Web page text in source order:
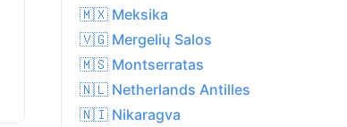
🇲🇽 Meksika
🇻🇬 Mergelių Salos
🇲🇸 Montserratas
🇳🇱 Netherlands Antilles
🇳🇮 Nikaragva